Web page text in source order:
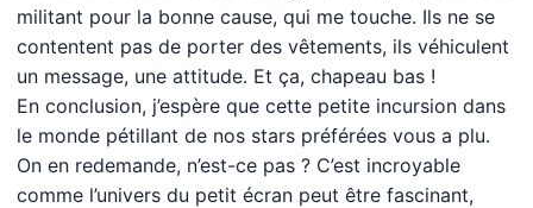
militant pour la bonne cause, qui me touche. Ils ne se
contentent pas de porter des vêtements, ils véhiculent
un message, une attitude. Et ça, chapeau bas !
En conclusion, j’espère que cette petite incursion dans
le monde pétillant de nos stars préférées vous a plu.
On en redemande, n’est-ce pas ? C’est incroyable
comme l’univers du petit écran peut être fascinant,